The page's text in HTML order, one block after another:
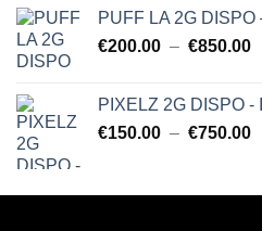
PUFF LA 2G
€200.00 – €850.00
à
PIXELZ 2G DISPO -
€150.00 – €750.00